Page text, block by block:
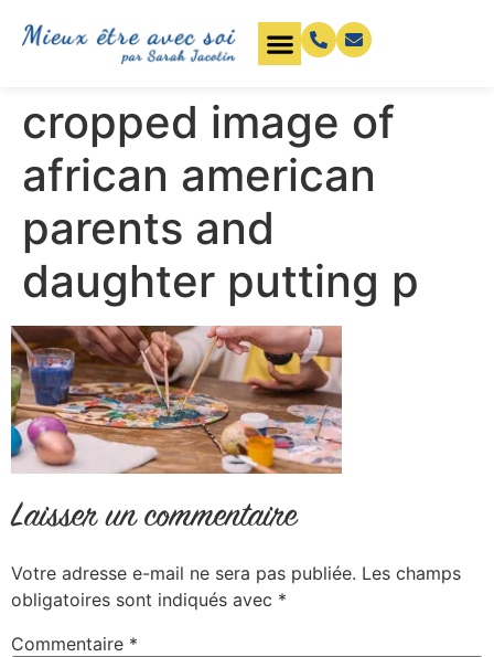
cropped image of
african american
parents and
daughter putting p
Laisser un commentaire
Votre adresse e-mail ne sera pas publiée. Les champs
obligatoires sont indiqués avec *
Commentaire *